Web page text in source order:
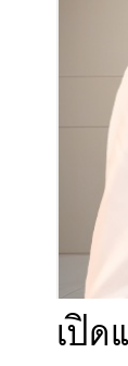
เปิด